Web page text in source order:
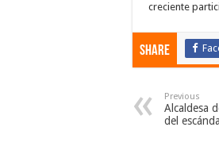
creciente
Share
Previous
Alcaldesa
del